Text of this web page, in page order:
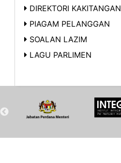
DIREKTORI KAKITANGAN
PIAGAM PELANGGAN
SOALAN LAZIM
LAGU PARLIMEN